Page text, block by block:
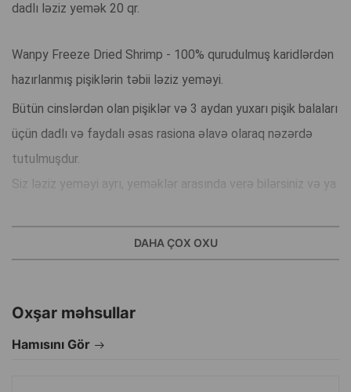
dadlı ləziz yemək 20 qr.
Wanpy Freeze Dried Shrimp - 100% qurudulmuş karidlərdən
hazırlanmış pişiklərin təbii ləziz yeməyi.
Bütün cinslərdən olan pişiklər və 3 aydan yuxarı pişik balaları
üçün dadlı və faydalı əsas rasiona əlavə olaraq nəzərdə
tutulmuşdur.
Siz ləziz yeməyi ayrı, yeməklər arasında verə bilərsiniz və ya
Wanpy Freeze Dried Shrimp qurudulmuş karidləri ilə siz ev
yüksək keyfiyyətli ət delikatesi təqdim edirsiniz, süni ətirlər
və boyayıcılar olmadan.
DAHA ÇOX OXU
Oxşar məhsullar
Hamısını Gör